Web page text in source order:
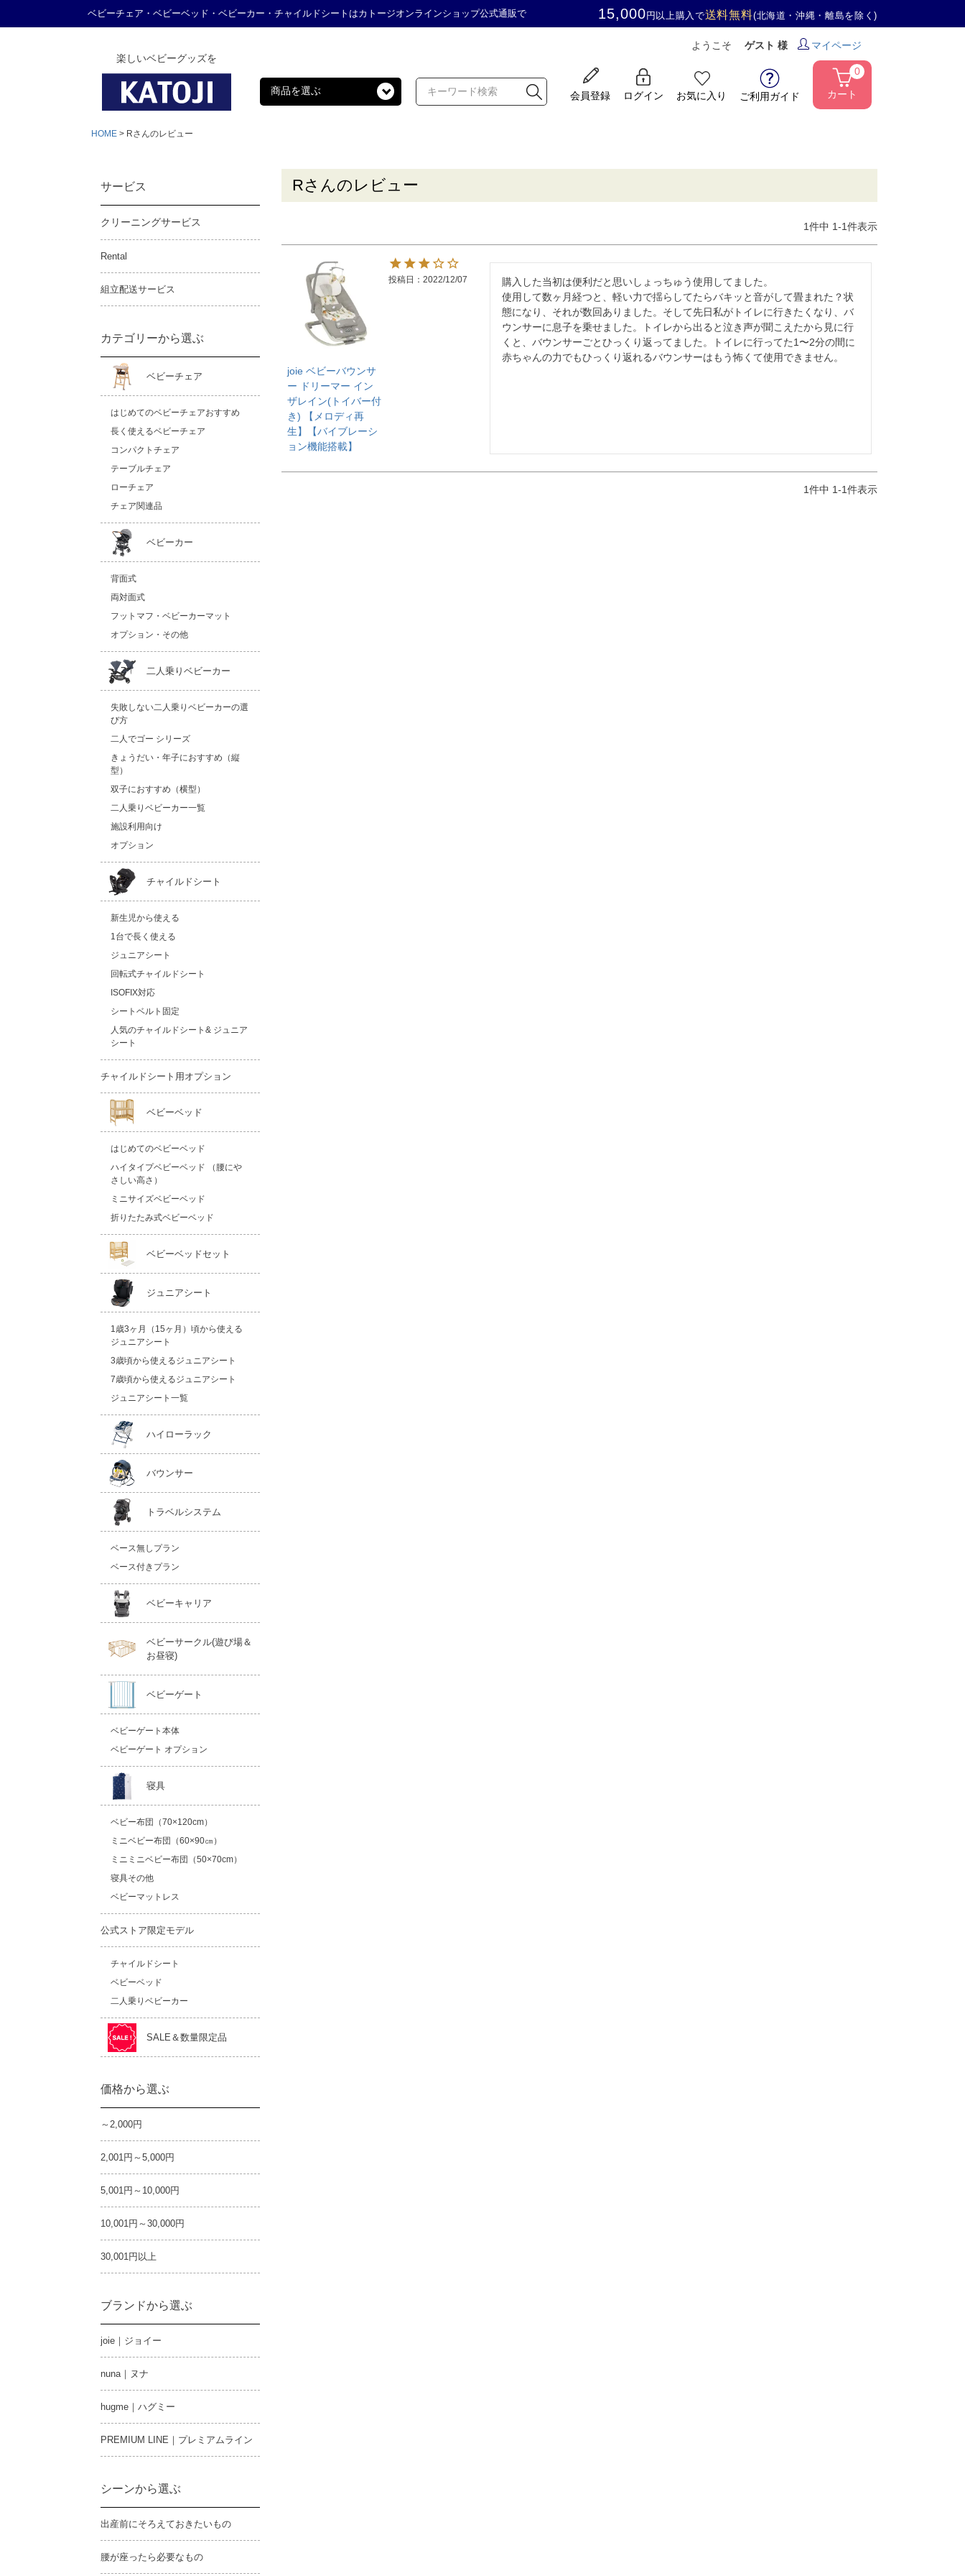
ベビーチェア・ベビーベッド・ベビーカー・チャイルドシートはカトージオンラインショップ公式通販で 15,000 円以上購入で送料無料(北海道・沖縄・離島を除く)
楽しいベビーグッズを
商品を選ぶ
ようこそ ゲスト 様 マイページ
会員登録 ログイン お気に入り ご利用ガイド カート
0
HOME Rさんのレビュー
サービス
クリーニングサービス
Rental
組立配送サービス
カテゴリーから選ぶ
ベビーチェア
はじめてのベビーチェアおすすめ
長く使えるベビーチェア
コンパクトチェア
テーブルチェア
ローチェア
チェア関連品
ベビーカー
背面式
両対面式
フットマフ・ベビーカーマット
オプション・その他
二人乗りベビーカー
失敗しない二人乗りベビーカーの選
び方
二人でゴー シリーズ
きょうだい・年子におすすめ（縦
型）
双子におすすめ（横型）
二人乗りベビーカー一覧
施設利用向け
オプション
チャイルドシート
新生児から使える
1台で長く使える
ジュニアシート
回転式チャイルドシート
ISOFIX対応
シートベルト固定
人気のチャイルドシート& ジュニア
シート
チャイルドシート用オプション
ベビーベッド
はじめてのベビーベッド
ハイタイプベビーベッド （腰にや
さしい高さ）
ミニサイズベビーベッド
折りたたみ式ベビーベッド
ベビーベッドセット
ジュニアシート
1歳3ヶ月（15ヶ月）頃から使える
ジュニアシート
3歳頃から使えるジュニアシート
7歳頃から使えるジュニアシート
ジュニアシート一覧
ハイローラック
バウンサー
トラベルシステム
ベース無しプラン
ベース付きプラン
ベビーキャリア
ベビーサークル(遊び場＆
お昼寝)
ベビーゲート
ベビーゲート本体
ベビーゲート オプション
寝具
ベビー布団（70×120cm）
ミニベビー布団（60×90㎝）
ミニミニベビー布団（50×70cm）
寝具その他
ベビーマットレス
公式ストア限定モデル
チャイルドシート
ベビーベッド
二人乗りベビーカー
SALE＆数量限定品
価格から選ぶ
～2,000円
2,001円～5,000円
5,001円～10,000円
10,001円～30,000円
30,001円以上
ブランドから選ぶ
joie｜ジョイー
nuna｜ヌナ
hugme｜ハグミー
PREMIUM LINE｜プレミアムライン
シーンから選ぶ
出産前にそろえておきたいもの
腰が座ったら必要なもの
Rさんのレビュー
1件中 1-1件表示
joie ベビーバウンサ
ー ドリーマー イン
ザレイン(トイバー付
き) 【メロディ再
生】【バイブレーシ
ョン機能搭載】
投稿日 2022/12/07
購入した当初は便利だと思いしょっちゅう使用してました。
使用して数ヶ月経つと、軽い力で揺らしてたらバキッと音がして畳まれた？状
態になり、それが数回ありました。そして先日私がトイレに行きたくなり、バ
ウンサーに息子を乗せました。トイレから出ると泣き声が聞こえたから見に行
くと、バウンサーごとひっくり返ってました。トイレに行ってた1〜2分の間に
赤ちゃんの力でもひっくり返れるバウンサーはもう怖くて使用できません。
1件中 1-1件表示